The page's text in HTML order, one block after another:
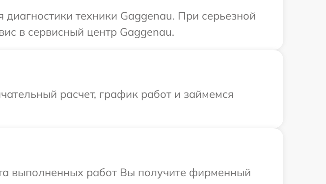
техники Gaggenau. При серьезной
в сервисный центр Gaggenau.
расчет, график работ и займемся
выполненных работ Вы получите фирменный